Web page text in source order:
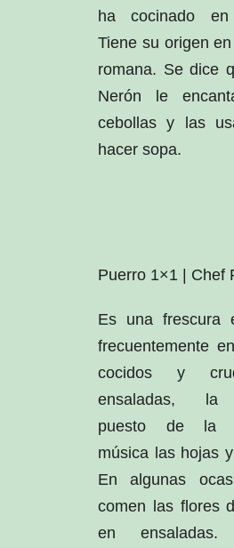
ha cocinado en
Tiene su origen
romana. Se dice
Nerón le
cebollas y las
hacer sopa.
Puerro 1×1 | Chef
Es una frescura
frecuentemente
cocidos y
ensaladas, la
puesto de la
música las hojas
En algunas
comen las flores
en